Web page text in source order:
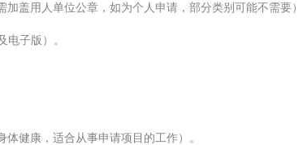
加盖用人单位公章，如为个人申请，部分类别可能不需要）
子版）。
健康，适合从事申请项目的工作）。